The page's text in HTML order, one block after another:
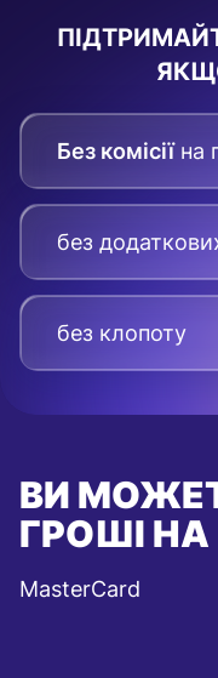
Без комісії на
без
без клопоту
ВИ
ГРОШІ НА
MasterCard